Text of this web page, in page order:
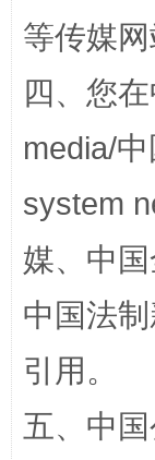
国家大
等传媒
四、您
media/
system
媒、中
中国法
引用。
五、中